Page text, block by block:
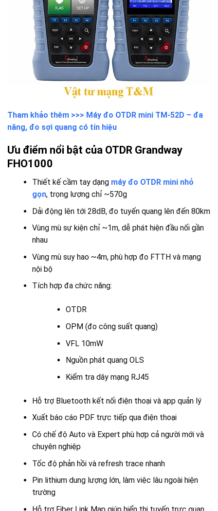
Tham khảo thêm >>> Máy đo OTDR mini TM-52D – đa
năng, đo sợi quang có tín hiệu
Ưu điểm nổi bật của OTDR Grandway
FHO1000
Thiết kế cầm tay dạng máy đo OTDR mini nhỏ
gọn, trọng lượng chỉ ~570g
Dải động lên tới 28dB, đo tuyến quang lên đến 80km
Vùng mù sự kiện chỉ ~1m, dễ phát hiện đầu nối gần
nhau
Vùng mù suy hao ~4m, phù hợp đo FTTH và mạng
nội bộ
Tích hợp đa chức năng:
OTDR
OPM (đo công suất quang)
VFL 10mW
Nguồn phát quang OLS
Kiểm tra dây mạng RJ45
Hỗ trợ Bluetooth kết nối điện thoại và app quản lý
Xuất báo cáo PDF trực tiếp qua điện thoại
Có chế độ Auto và Expert phù hợp cả người mới và
chuyên nghiệp
Tốc độ phản hồi và refresh trace nhanh
Pin lithium dung lượng lớn, làm việc lâu ngoài hiện
trường
Hỗ trợ Fiber Link Map giúp hiển thị tuyến trực quan